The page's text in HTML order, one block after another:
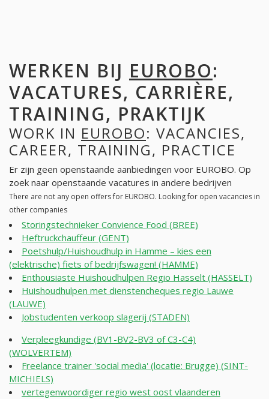
WERKEN BIJ EUROBO:
VACATURES, CARRIÈRE,
TRAINING, PRAKTIJK
WORK IN EUROBO: VACANCIES,
CAREER, TRAINING, PRACTICE
Er zijn geen openstaande aanbiedingen voor EUROBO. Op
zoek naar openstaande vacatures in andere bedrijven
There are not any open offers for EUROBO. Looking for open vacancies in
other companies
Storingstechnieker Convience Food (BREE)
Heftruckchauffeur (GENT)
Poetshulp/Huishoudhulp in Hamme – kies een
(elektrische) fiets of bedrijfswagen! (HAMME)
Enthousiaste Huishoudhulpen Regio Hasselt (HASSELT)
Huishoudhulpen met dienstencheques regio Lauwe
(LAUWE)
Jobstudenten verkoop slagerij (STADEN)
Verpleegkundige (BV1-BV2-BV3 of C3-C4)
(WOLVERTEM)
Freelance trainer 'social media' (locatie: Brugge) (SINT-
MICHIELS)
vertegenwoordiger regio west oost vlaanderen